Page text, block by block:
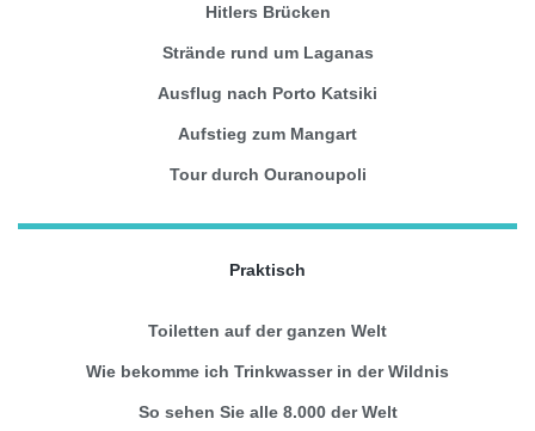
Hitlers Brücken
Strände rund um Laganas
Ausflug nach Porto Katsiki
Aufstieg zum Mangart
Tour durch Ouranoupoli
Praktisch
Toiletten auf der ganzen Welt
Wie bekomme ich Trinkwasser in der Wildnis
So sehen Sie alle 8.000 der Welt